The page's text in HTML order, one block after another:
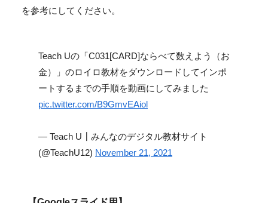
を参考にしてください。
Teach Uの「C031[CARD]ならべて数えよう（お
金）」のロイロ教材をダウンロードしてインポ
ートするまでの手順を動画にしてみました
pic.twitter.com/B9GmvEAiol
— Teach U┃みんなのデジタル教材サイト
(@TeachU12) November 21, 2021